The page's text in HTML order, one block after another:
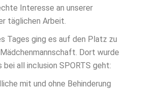
Interesse an unserer
täglichen Arbeit.
Tages ging es auf den Platz zu
Dort wurde
bei all inclusion SPORTS geht:
mit und ohne Behinderung